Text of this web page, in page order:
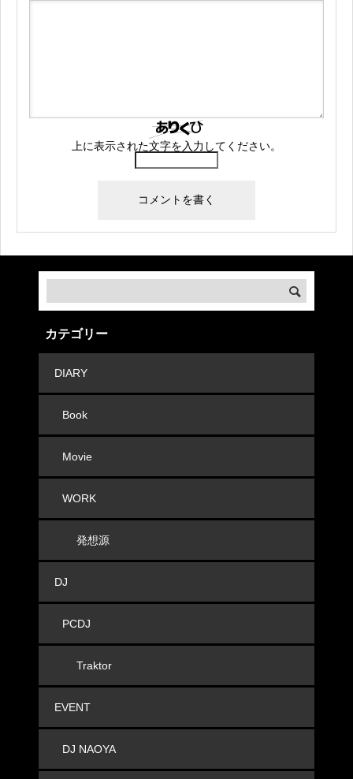
上に表示された文字を入力してください。
カテゴリー
DIARY
Book
Movie
WORK
発想源
DJ
PCDJ
Traktor
EVENT
DJ NAOYA